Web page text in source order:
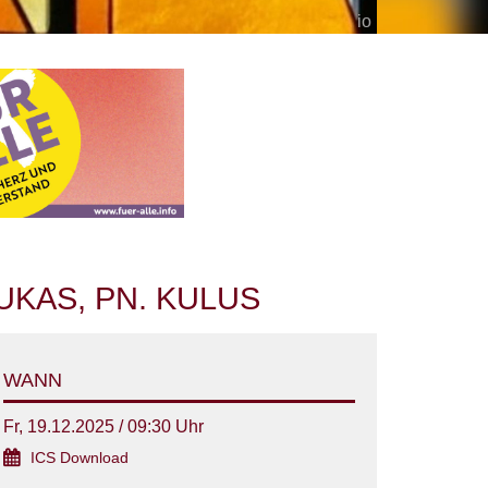
io
PN. KULUS
WANN
Fr, 19.12.2025 / 09:30 Uhr
ICS Download